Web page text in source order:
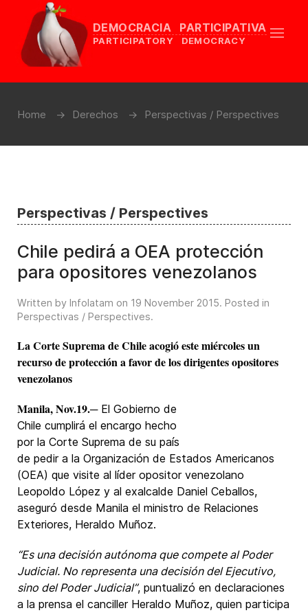
DEMOCRACIA PARTICIPATIVA
PARTICIPATORY DEMOCRACY
Home Derechos Perspectivas / Perspectives
Perspectivas / Perspectives
Chile pedirá a OEA protección
para opositores venezolanos
Written by Infolatam on 19 November 2015. Posted in
Perspectivas / Perspectives.
La Corte Suprema de Chile acogió este miércoles un
recurso de protección a favor de los dirigentes opositores
venezolanos
Manila, Nov.19.─ El Gobierno de
Chile cumplirá el encargo hecho
por la Corte Suprema de su país
de pedir a la Organización de Estados Americanos
(OEA) que visite al líder opositor venezolano
Leopoldo López y al exalcalde Daniel Ceballos,
aseguró desde Manila el ministro de Relaciones
Exteriores, Heraldo Muñoz.
“Es una decisión autónoma que compete al Poder
Judicial. No representa una decisión del Ejecutivo,
sino del Poder Judicial”, puntualizó en declaraciones
a la prensa el canciller Heraldo Muñoz, quien participa